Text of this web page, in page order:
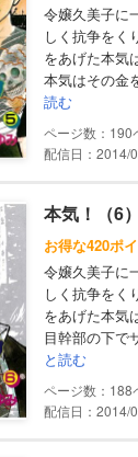
令嬢久美子に
しく抗争をく
をあげた本気
本気はその金
読む
190
配信日：2014/
本気！（6）
お得な420ポ
令嬢久美子に
しく抗争をく
をあげた本気
目幹部の下で
と読む
188
配信日：2014/